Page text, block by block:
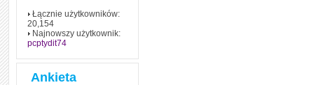
Łącznie użytkowników:
20,154
Najnowszy użytkownik:
pcptydit74
Ankieta